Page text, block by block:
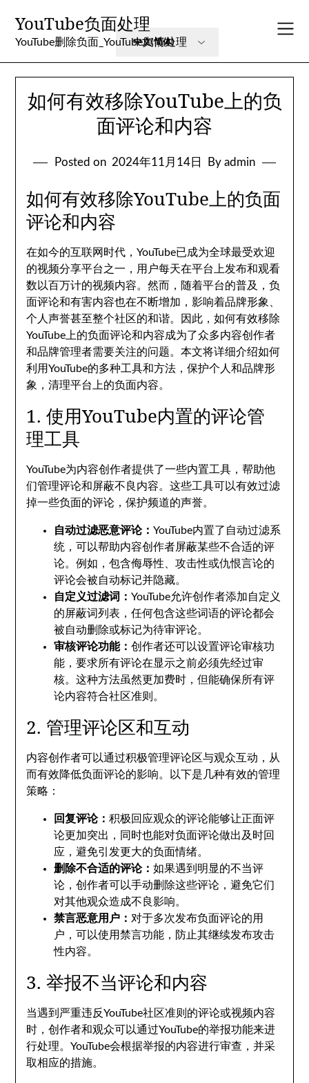
content
YouTube负面处理
YouTube删除负面_YouTube舆情处理
如何有效移除YouTube上的负
面评论和内容
Posted on 2024年11月14日 By admin
如何有效移除YouTube上的负面
评论和内容
在如今的互联网时代，YouTube已成为全球最受欢迎
的视频分享平台之一，用户每天在平台上发布和观看
数以百万计的视频内容。然而，随着平台的普及，负
面评论和有害内容也在不断增加，影响着品牌形象、
个人声誉甚至整个社区的和谐。因此，如何有效移除
YouTube上的负面评论和内容成为了众多内容创作者
和品牌管理者需要关注的问题。本文将详细介绍如何
利用YouTube的多种工具和方法，保护个人和品牌形
象，清理平台上的负面内容。
1. 使用YouTube内置的评论管
理工具
YouTube为内容创作者提供了一些内置工具，帮助他
们管理评论和屏蔽不良内容。这些工具可以有效过滤
掉一些负面的评论，保护频道的声誉。
自动过滤恶意评论：YouTube内置了自动过滤系
统，可以帮助内容创作者屏蔽某些不合适的评
论。例如，包含侮辱性、攻击性或仇恨言论的
评论会被自动标记并隐藏。
自定义过滤词：YouTube允许创作者添加自定义
的屏蔽词列表，任何包含这些词语的评论都会
被自动删除或标记为待审评论。
审核评论功能：创作者还可以设置评论审核功
能，要求所有评论在显示之前必须先经过审
核。这种方法虽然更加费时，但能确保所有评
论内容符合社区准则。
2. 管理评论区和互动
内容创作者可以通过积极管理评论区与观众互动，从
而有效降低负面评论的影响。以下是几种有效的管理
策略：
回复评论：积极回应观众的评论能够让正面评
论更加突出，同时也能对负面评论做出及时回
应，避免引发更大的负面情绪。
删除不合适的评论：如果遇到明显的不当评
论，创作者可以手动删除这些评论，避免它们
对其他观众造成不良影响。
禁言恶意用户： 对于多次发布负面评论的用
户，可以使用禁言功能，防止其继续发布攻击
性内容。
3. 举报不当评论和内容
当遇到严重违反YouTube社区准则的评论或视频内容
时，创作者和观众可以通过YouTube的举报功能来进
行处理。YouTube会根据举报的内容进行审查，并采
取相应的措施。